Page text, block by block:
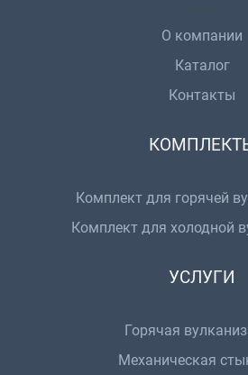
О компании
Каталог
Контакты
Комплект для горячей
Комплект для холодной
УСЛУГИ
Горячая
Механическая